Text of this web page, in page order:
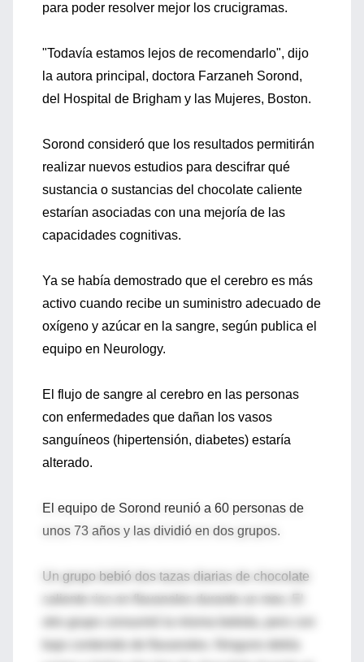
para poder resolver mejor los crucigramas.
"Todavía estamos lejos de recomendarlo", dijo
la autora principal, doctora Farzaneh Sorond,
del Hospital de Brigham y las Mujeres, Boston.
Sorond consideró que los resultados permitirán
realizar nuevos estudios para descifrar qué
sustancia o sustancias del chocolate caliente
estarían asociadas con una mejoría de las
capacidades cognitivas.
Ya se había demostrado que el cerebro es más
activo cuando recibe un suministro adecuado de
oxígeno y azúcar en la sangre, según publica el
equipo en Neurology.
El flujo de sangre al cerebro en las personas
con enfermedades que dañan los vasos
sanguíneos (hipertensión, diabetes) estaría
alterado.
El equipo de Sorond reunió a 60 personas de
unos 73 años y las dividió en dos grupos.
Un grupo bebió dos tazas diarias de chocolate
otro grupo consumió la misma bebida, pero con
bajo contenido de flavanoles. Ninguno debía